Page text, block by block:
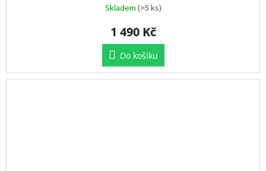
Skladem (>5 ks)
1 490 Kč
Do košíku